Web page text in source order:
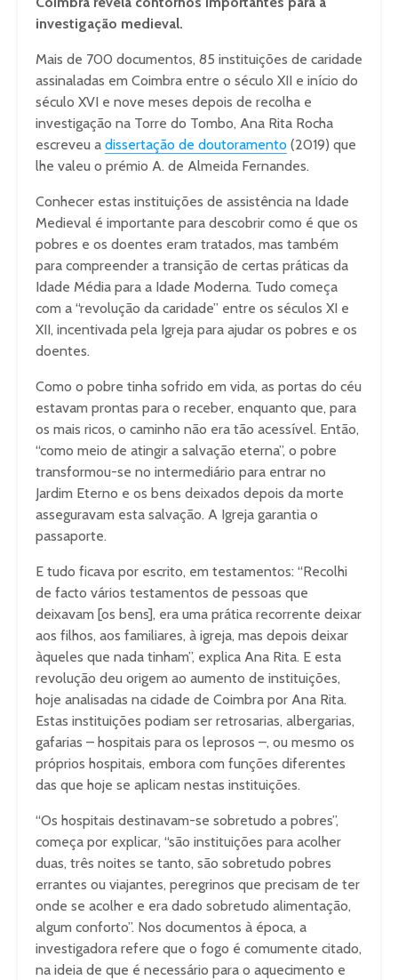
investigação medieval.
Mais de 700 documentos, 85 instituições de caridade
assinaladas em Coimbra entre o século XII e início do
século XVI e nove meses depois de recolha e
investigação na Torre do Tombo, Ana Rita Rocha
escreveu a dissertação de doutoramento (2019) que
lhe valeu o prémio A. de Almeida Fernandes.
Conhecer estas instituições de assistência na Idade
Medieval é importante para descobrir como é que os
pobres e os doentes eram tratados, mas também
para compreender a transição de certas práticas da
Idade Média para a Idade Moderna. Tudo começa
com a “revolução da caridade” entre os séculos XI e
XII, incentivada pela Igreja para ajudar os pobres e os
doentes.
Como o pobre tinha sofrido em vida, as portas do céu
estavam prontas para o receber, enquanto que, para
os mais ricos, o caminho não era tão acessível. Então,
“como meio de atingir a salvação eterna”, o pobre
transformou-se no intermediário para entrar no
Jardim Eterno e os bens deixados depois da morte
asseguravam esta salvação. A Igreja garantia o
passaporte.
E tudo ficava por escrito, em testamentos: “Recolhi
de facto vários testamentos de pessoas que
deixavam [os bens], era uma prática recorrente deixar
aos filhos, aos familiares, à igreja, mas depois deixar
àqueles que nada tinham”, explica Ana Rita. E esta
revolução deu origem ao aumento de instituições,
hoje analisadas na cidade de Coimbra por Ana Rita.
Estas instituições podiam ser retrosarias, albergarias,
gafarias – hospitais para os leprosos –, ou mesmo os
próprios hospitais, embora com funções diferentes
das que hoje se aplicam nestas instituições.
“Os hospitais destinavam-se sobretudo a pobres”,
começa por explicar, “são instituições para acolher
duas, três noites se tanto, são sobretudo pobres
errantes ou viajantes, peregrinos que precisam de ter
onde se acolher e era dado sobretudo alimentação,
algum conforto”. Nos documentos à época, a
investigadora refere que o fogo é comumente citado,
na ideia de que é necessário para o aquecimento e